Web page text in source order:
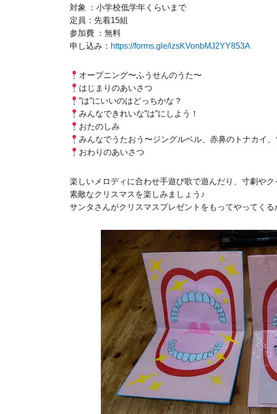
対象 ：小学校低学年くらいまで
定員：先着15組
参加費 ：無料
申し込み： https://forms.gle/izsKVonbMJ2YY853A
オープニング〜ふうせんのうた〜
はじまりのあいさつ
”は”にいいのはどっちかな？
みんなできれいな”は”にしよう！
おたのしみ
みんなでうたおう〜ジングルベル、赤鼻のトナカイ
おわりのあいさつ
楽しいメロディに合わせ手遊び歌で遊んだり、寸劇や
素敵なクリスマスを楽しみましょう♪
サンタさんがクリスマスプレゼントをもってやってくる